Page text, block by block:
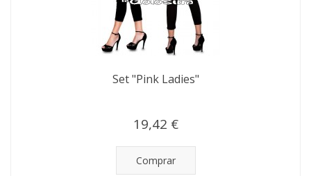
Set "Pink Ladies"
19,42 €
Comprar